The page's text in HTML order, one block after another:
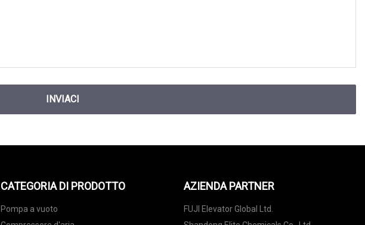
INVIACI
CATEGORIA DI PRODOTTO
Pompa a vuoto
AZIENDA PARTNER
FUJI Elevator Global Ltd.